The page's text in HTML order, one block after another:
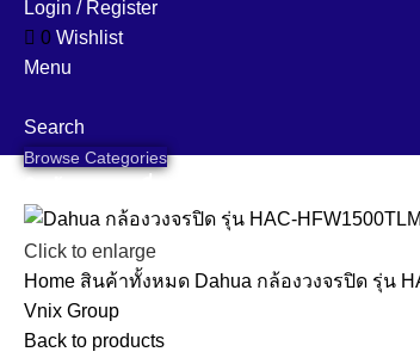
Login / Register
0 Wishlist
Menu
Search
Browse Categories
Click to enlarge
Home สินค้าทั้งหมด Dahua กล้องวงจรปิด รุ่น
Vnix Group
Back to products